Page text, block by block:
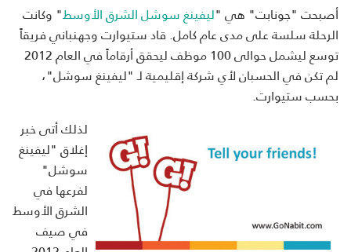
أصبحت "جونابت" هي "ليفينغ سوشل الشرق الأوسط" وكانت
الرحلة سلسة على مدى عام كامل. قاد ستيوارت وجهنباني فريقاً
توسع ليشمل حوالى 100 موظف ليحقق أرقاماً في العام 2012
لم تكن في الحسبان لأي شركة إقليمية لـ "ليفينغ سوشل"،
بحسب ستيوارت.
لذلك أتى خبر
إغلاق "ليفينغ
سوشل"
لفرعها في
الشرق الأوسط
في صيف